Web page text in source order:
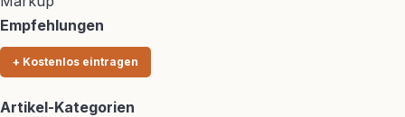
Empfehlungen
+ Kostenlos eintragen
Artikel-Kategorien